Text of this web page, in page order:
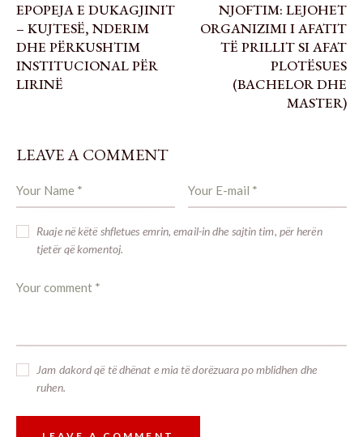
EPOPEJA E DUKAGJINIT
– KUJTESË, NDERIM
DHE PËRKUSHTIM
INSTITUCIONAL PËR
LIRINË
NJOFTIM: LEJOHET
ORGANIZIMI I AFATIT
TË PRILLIT SI AFAT
PLOTËSUES
(BACHELOR DHE
MASTER)
LEAVE A COMMENT
Ruaje në këtë shfletues emrin, email-in dhe sajtin tim, për herën
tjetër që komentoj.
Jam dakord që të dhënat e mia të dorëzuara po mblidhen dhe
ruhen.